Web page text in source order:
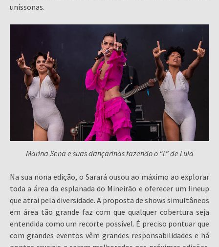
uníssonas.
Marina Sena e suas dançarinas fazendo o “L” de Lula
Na sua nona edição, o Sarará ousou ao máximo ao explorar
toda a área da esplanada do Mineirão e oferecer um lineup
que atrai pela diversidade. A proposta de shows simultâneos
em área tão grande faz com que qualquer cobertura seja
entendida como um recorte possível. É preciso pontuar que
com grandes eventos vêm grandes responsabilidades e há